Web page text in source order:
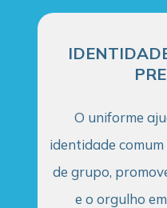
O uniforme
identidade
de grupo,
e o orgulho